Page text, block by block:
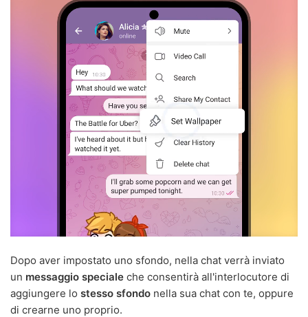
Dopo aver impostato uno sfondo, nella chat verrà inviato
un messaggio speciale che consentirà all'interlocutore di
aggiungere lo stesso sfondo nella sua chat con te, oppure
di crearne uno proprio.